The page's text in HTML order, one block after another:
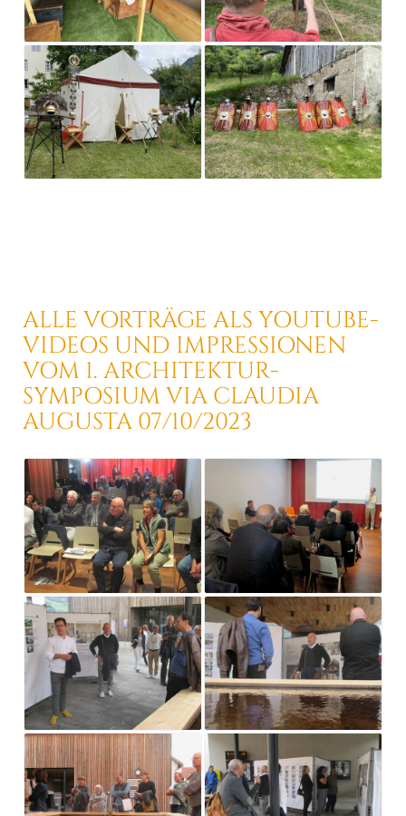
ALLE VORTRÄGE ALS YOUTUBE-
VIDEOS UND IMPRESSIONEN
VOM 1. ARCHITEKTUR-
SYMPOSIUM VIA CLAUDIA
AUGUSTA07/10/2023